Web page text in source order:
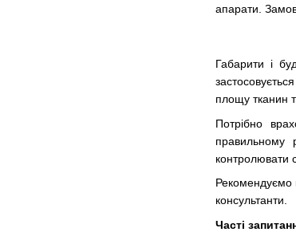
апарати.
Габарити і
площу тканин
Потрібно
правильному
контролювати
Рекомендуємо
консультанти.
Часті